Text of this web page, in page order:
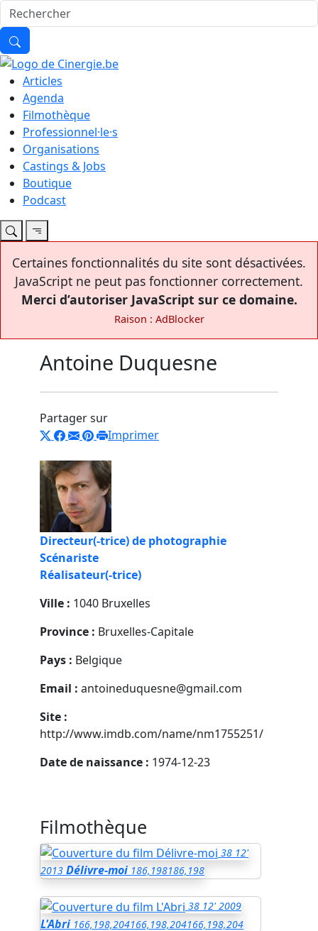
Articles
Agenda
Filmothèque
Professionnel·le·s
Organisations
Castings & Jobs
Boutique
Podcast
Certaines fonctionnalités du site sont désactivées.
JavaScript ne peut pas fonctionner correctement.
Merci d’autoriser JavaScript sur ce domaine.
Raison : AdBlocker
Antoine Duquesne
Partager sur
Imprimer
Directeur(-trice) de photographie
Scénariste
Réalisateur(-trice)
Ville : 1040 Bruxelles
Province : Bruxelles-Capitale
Pays : Belgique
Email : antoineduquesne@gmail.com
Site :
http://www.imdb.com/name/nm1755251/
Date de naissance : 1974-12-23
Filmothèque
38 12'
2013 Délivre-moi 186,198186,198
38 12' 2009
L'Abri 166,198,204166,198,204166,198,204